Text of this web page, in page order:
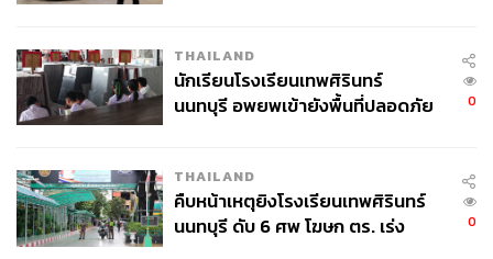
THAILAND
นักเรียนโรงเรียนเทพศิรินทร์
นนทบุรี อพยพเข้ายังพื้นที่ปลอดภัย
0
THAILAND
คืบหน้าเหตุยิงโรงเรียนเทพศิรินทร์
นนทบุรี ดับ 6 ศพ โฆษก ตร. เร่ง
0